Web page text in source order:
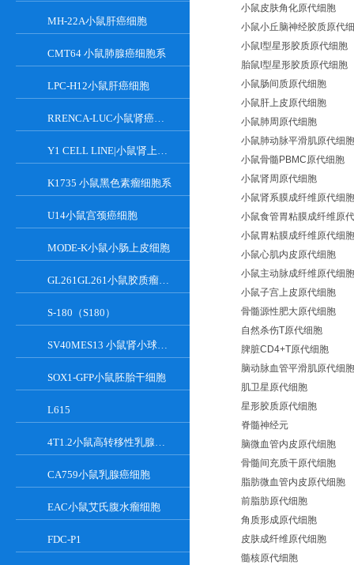
MH-22A小鼠肝癌细胞
CMT64 小鼠肺腺癌细胞系
LPC-H12小鼠肝癌细胞
RRENCA-LUC小鼠肾癌细胞LUC转染株
Y1 CELL LINE|小鼠肾上腺皮质瘤细胞
K1735 小鼠黑色素瘤细胞系
U14小鼠宫颈癌细胞
MODE-K小鼠小肠上皮细胞
GL261GL261小鼠胶质瘤细胞
S-180（S180）
SV40MES13 小鼠肾小球系膜细胞
SOX1-GFP小鼠胚胎干细胞
L615
4T1.2小鼠高转移性乳腺癌细胞
CA759小鼠乳腺癌细胞
EAC小鼠艾氏腹水瘤细胞
FDC-P1
小鼠皮肤角化原代细胞
小鼠小丘脑神经胶质原代
小鼠I型星形胶质原代细胞
胎鼠I型星形胶质原代细胞
小鼠肠间质原代细胞
小鼠肝上皮原代细胞
小鼠肺周原代细胞
小鼠肺动脉平滑肌原代细胞
小鼠骨髓PBMC原代细胞
小鼠肾周原代细胞
小鼠肾系膜成纤维原代细胞
小鼠食管胃粘膜成纤维原
小鼠胃粘膜成纤维原代细胞
小鼠心肌内皮原代细胞
小鼠主动脉成纤维原代细胞
小鼠子宫上皮原代细胞
骨髓源性肥大原代细胞
自然杀伤T原代细胞
脾脏CD4+T原代细胞
脑动脉血管平滑肌原代细胞
肌卫星原代细胞
星形胶质原代细胞
脊髓神经元
脑微血管内皮原代细胞
骨髓间充质干原代细胞
脂肪微血管内皮原代细胞
前脂肪原代细胞
角质形成原代细胞
皮肤成纤维原代细胞
髓核原代细胞